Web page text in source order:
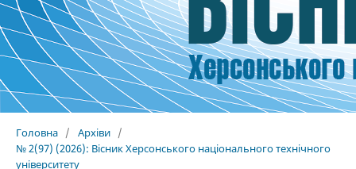
Головна / Архіви /
№ 2(97) (2026): Вісник Херсонського національного технічного
університету